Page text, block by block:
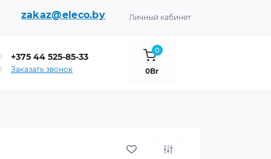
zakaz@eleco.by Личный кабинет
+375 44 525-85-33
Заказать звонок
0
0Br